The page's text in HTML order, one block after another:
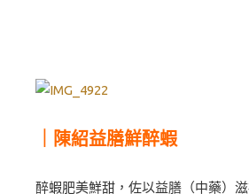
｜陳紹益膳鮮醉蝦
醉蝦肥美鮮甜，佐以益膳（中藥）